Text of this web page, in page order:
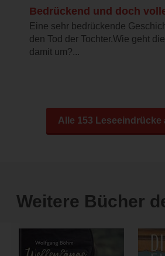
Bedrückend und doch
Eine sehr bedrückende
den Tod der Tochter.Wie geht
damit um?...
Alle 153 Leseeindrücke
Weitere Bücher